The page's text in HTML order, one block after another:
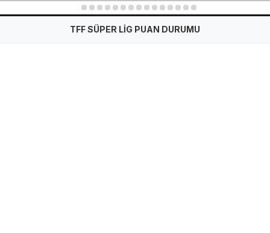
2 3 4 5 6 7 8 9 10 11 12 13 14 15
TFF SÜPER LİG PUAN DURUMU